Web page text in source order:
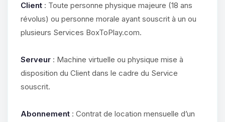
Client : Toute personne physique majeure (18 ans
révolus) ou personne morale ayant souscrit à un ou
plusieurs Services BoxToPlay.com.
Serveur : Machine virtuelle ou physique mise à
disposition du Client dans le cadre du Service
souscrit.
Abonnement : Contrat de location mensuelle d’un